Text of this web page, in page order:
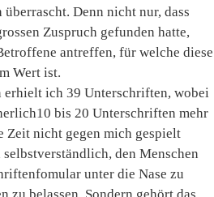
Denn nicht nur, dass
Zuspruch gefunden hatte,
antreffen, für welche diese
Wert ist.
erhielt ich 39 Unterschriften, wobei
bis 20 Unterschriften mehr
Zeit nicht gegen mich gespielt
den Menschen
unter die Nase zu
zu belassen. Sondern gehört das